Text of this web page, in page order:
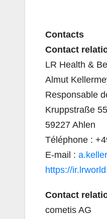
Contacts
Contact
LR Health &
Almut
Responsable
Kruppstraße 55
59227 Ahlen
Téléphone :
E-mail :
https://
Contact
cometis AG